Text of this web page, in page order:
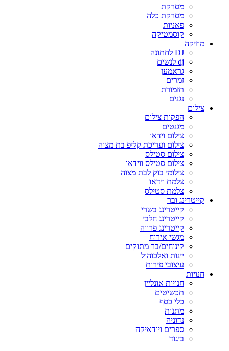
מסרקת
מסרקת כלה
פאניות
קוסמטיקה
מוזיקה
DJ לחתונה
dj לנשים
גראמען
זמרים
תזמורת
נגנים
צילום
הפקות צילום
מגנטים
צילום וידאו
צילום ועריכת קליפ בת מצוה
צילום סטילס
צילום סטילס ווידאו
צילומי בוק לבת מצוה
צלמת וידאו
צלמת סטילס
קייטרינג ובר
קייטרינג בשרי
קייטרינג חלבי
קייטרינג פרווה
מגשי אירוח
קינוחים/בר מתוקים
יינות ואלכוהול
עיצובי פירות
חנויות
חנויות אונליין
תכשיטים
כלי כסף
מתנות
נדוניה
ספרים ויודאיקה
ביגוד